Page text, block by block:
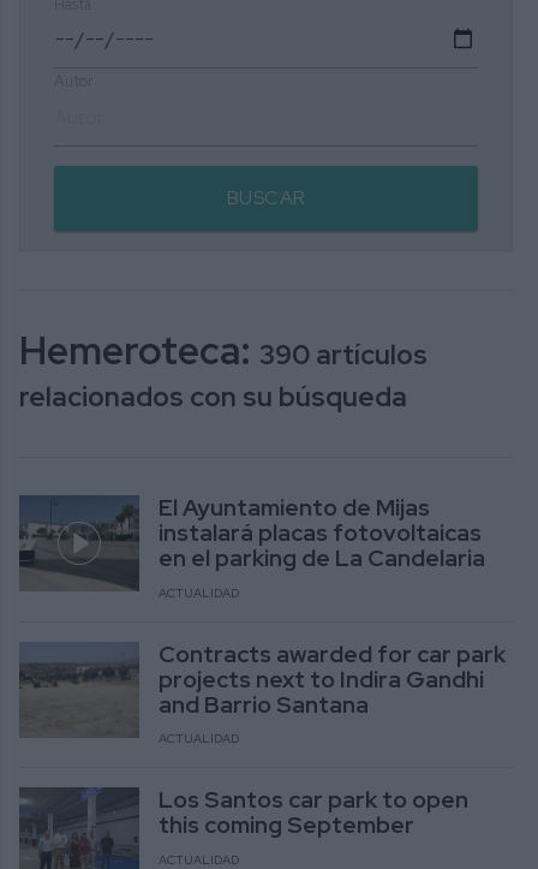
BUSCAR
Hemeroteca: 390 artículos
relacionados con su búsqueda
El Ayuntamiento de Mijas
instalará placas fotovoltaicas
en el parking de La Candelaria
ACTUALIDAD
Contracts awarded for car park
projects next to Indira Gandhi
and Barrio Santana
ACTUALIDAD
Los Santos car park to open
this coming September
ACTUALIDAD